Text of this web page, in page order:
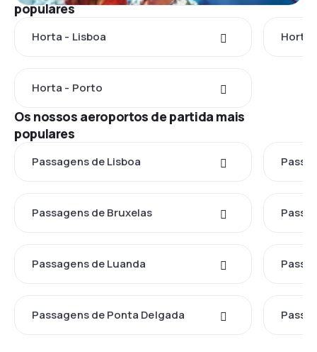
populares
Horta - Lisboa Horta
Horta - Porto
Os nossos aeroportos de partida mais
populares
Passagens de Lisboa
Passagens de Bruxelas
Passagens de Luanda
Passagens de Ponta Delgada